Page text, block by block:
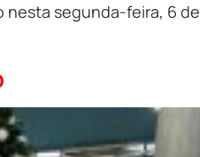
nesta segunda-feira, 6 de